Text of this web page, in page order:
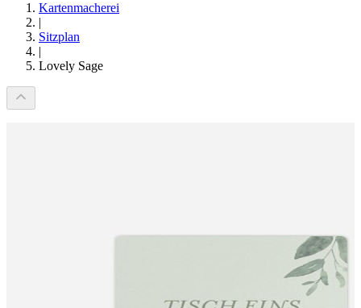
Kartenmacherei
|
Sitzplan
|
Lovely Sage